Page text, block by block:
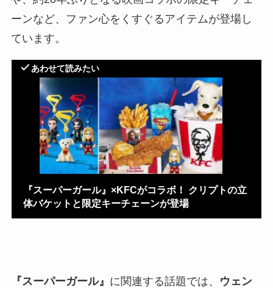
ーンなど、ファン心をくすぐるアイテムが登場し
ています。
あわせて読みたい
『スーパーガール』×KFCがコラボ！ クリプトの立
体バケットと限定キーチェーンが登場
『スーパーガール』 に関連する話題では、
ウェン